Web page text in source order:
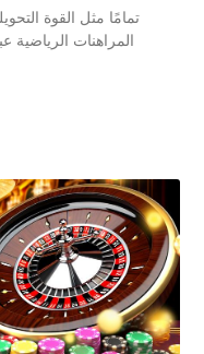
تمامًا مثل القوة
المراهنات